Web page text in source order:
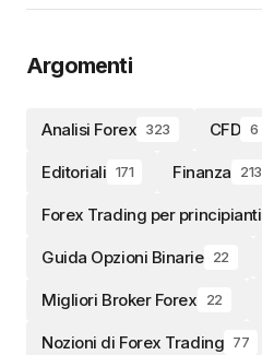
Argomenti
Analisi Forex 323 CFD 6
Editoriali 171 Finanza 213
Forex Trading per principianti
Guida Opzioni Binarie 22
Migliori Broker Forex 22
Nozioni di Forex Trading 77